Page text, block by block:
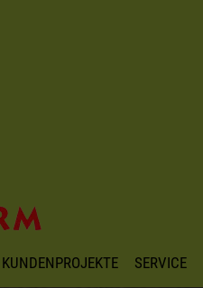
KUNDENPROJEKTE SERVICE